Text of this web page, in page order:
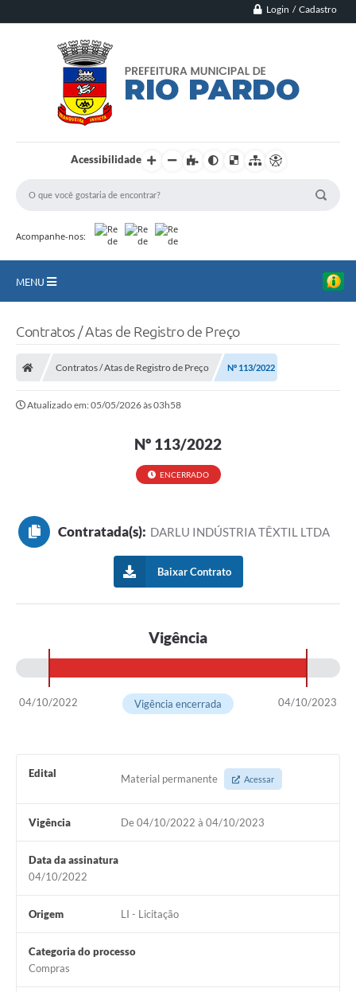
Login / Cadastro
Acessibilidade
Acompanhe-nos:
MENU
ACESSO À INFORMAÇÃO
Contato
Serviços ao Cidadão
Arquivos para Download
Projetos
Legislação
Editais
Serviços Online
Contratos / Atas de Registro de Preço
Contratos / Atas de Registro de Preço Nº 113/2022
Atualizado em: 05/05/2026 às 03h58
Nº 113/2022
ENCERRADO
Contratada(s): DARLU INDÚSTRIA TÊXTIL LTDA
Baixar Contrato
Vigência
04/10/2022 04/10/2023
Vigência encerrada
Edital Material permanente Acessar
Vigência De 04/10/2022 à 04/10/2023
Data da assinatura
04/10/2022
Origem LI - Licitação
Categoria do processo
Compras